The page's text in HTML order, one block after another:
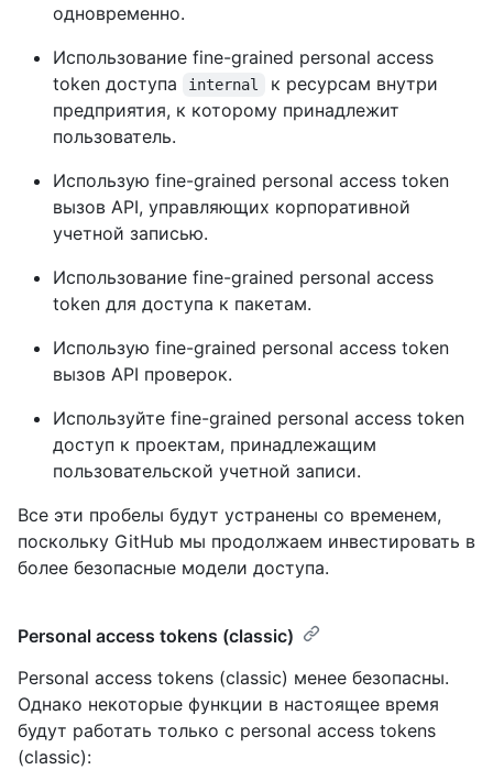
одновременно.
Использование fine-grained personal access
token доступа
internal
к ресурсам внутри
предприятия, к которому принадлежит
пользователь.
Использую fine-grained personal access token
вызов API, управляющих корпоративной
учетной записью.
Использование fine-grained personal access
token для доступа к пакетам.
Использую fine-grained personal access token
вызов API проверок.
Используйте fine-grained personal access token
доступ к проектам, принадлежащим
пользовательской учетной записи.
Все эти пробелы будут устранены со временем,
поскольку GitHub мы продолжаем инвестировать в
более безопасные модели доступа.
Personal access tokens (classic)
Personal access tokens (classic) менее безопасны.
Однако некоторые функции в настоящее время
будут работать только с personal access tokens
(classic):